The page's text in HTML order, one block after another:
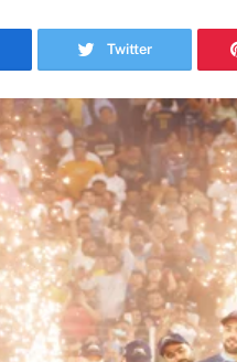
Twitter